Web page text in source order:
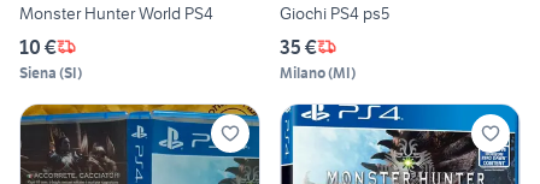
Monster Hunter World PS4
10 €
Siena (SI)
Giochi PS4 ps5
35 €
Milano(MI)